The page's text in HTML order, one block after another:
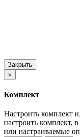
Закрыть
×
Комплект
Настроить комплект
настроить комплект,
или настраиваемые